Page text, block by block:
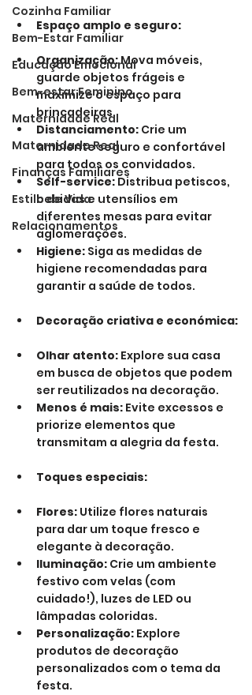
Cozinha Familiar
Bem-Estar Familiar
Educação Emocional
Bem-estar Feminino
Maternidade Real
Maternidade Real
Finanças Familiares
Estilo de Vida
Relacionamentos
Espaço amplo e seguro:
Organização: Mova móveis,
guarde objetos frágeis e
maximize o espaço para
brincadeiras.
Distanciamento: Crie um
ambiente seguro e confortável
para todos os convidados.
Self-service: Distribua petiscos,
bebidas e utensílios em
diferentes mesas para evitar
aglomerações.
Higiene: Siga as medidas de
higiene recomendadas para
garantir a saúde de todos.
Decoração criativa e económica:
Olhar atento: Explore sua casa
em busca de objetos que podem
ser reutilizados na decoração.
Menos é mais: Evite excessos e
priorize elementos que
transmitam a alegria da festa.
Toques especiais:
Flores: Utilize flores naturais
para dar um toque fresco e
elegante à decoração.
Iluminação: Crie um ambiente
festivo com velas (com
cuidado!), luzes de LED ou
lâmpadas coloridas.
Personalização: Explore
produtos de decoração
personalizados com o tema da
festa.